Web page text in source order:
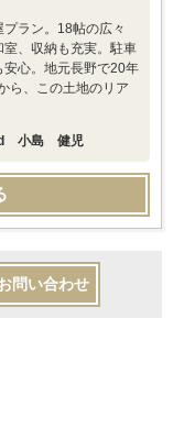
ラン。18帖の広々
、収納も充実。駐車
心。地元長野で20年
ら、この土地のリア
小島 健児
問い合わせ